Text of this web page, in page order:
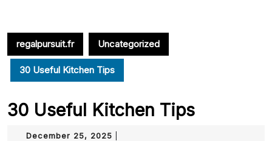
regalpursuit.fr Uncategorized
30 Useful Kitchen Tips
30 Useful Kitchen Tips
December 25, 2025